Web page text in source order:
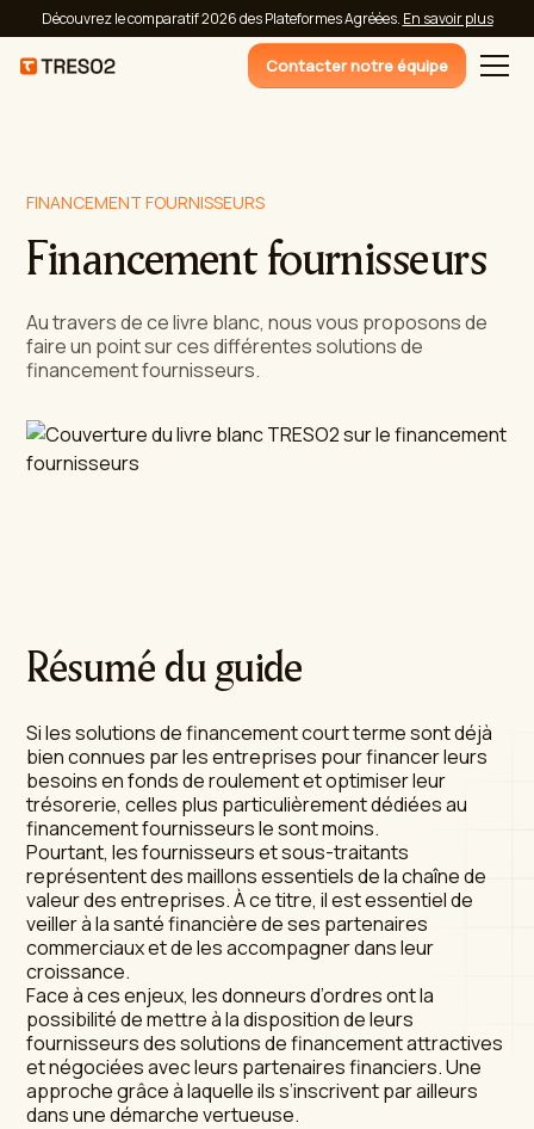
Découvrez le comparatif 2026 des Plateformes Agréées. En savoir plus
Contacter notre équipe
FINANCEMENT FOURNISSEURS
Financement fournisseurs
Au travers de ce livre blanc, nous vous proposons de
faire un point sur ces différentes solutions de
financement fournisseurs.
Résumé du guide
Si les solutions de financement court terme sont déjà
bien connues par les entreprises pour financer leurs
besoins en fonds de roulement et optimiser leur
trésorerie, celles plus particulièrement dédiées au
financement fournisseurs le sont moins.
Pourtant, les fournisseurs et sous-traitants
représentent des maillons essentiels de la chaîne de
valeur des entreprises. À ce titre, il est essentiel de
veiller à la santé financière de ses partenaires
commerciaux et de les accompagner dans leur
croissance.
Face à ces enjeux, les donneurs d’ordres ont la
possibilité de mettre à la disposition de leurs
fournisseurs des solutions de financement attractives
et négociées avec leurs partenaires financiers. Une
approche grâce à laquelle ils s’inscrivent par ailleurs
dans une démarche vertueuse.